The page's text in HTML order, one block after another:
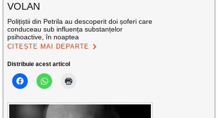
VOLAN
Polițiștii din Petrila au descoperit doi șoferi care
conduceau sub influența substanțelor
psihoactive, în noaptea
CITEȘTE MAI DEPARTE
Distribuie acest articol